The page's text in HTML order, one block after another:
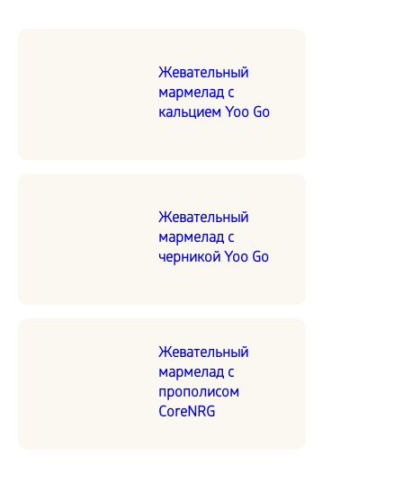
Жевательный
мармелад с
кальцием Yoo Go
Жевательный
мармелад с
черникой Yoo Go
Жевательный
мармелад с
прополисом
CoreNRG